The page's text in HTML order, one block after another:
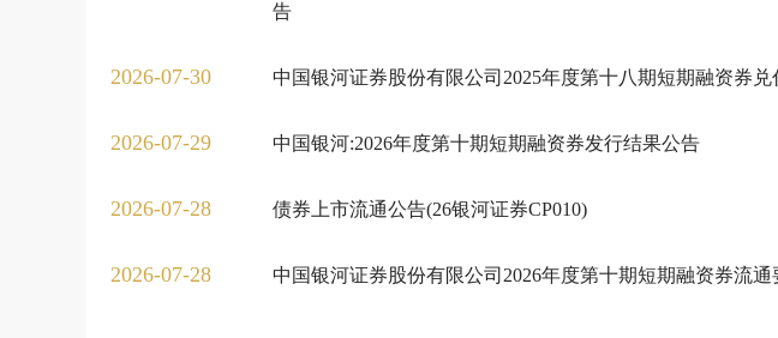
告
2026-07-30 中国银河证券股份有限公司2025年度第十八期短期融资券兑
2026-07-29 中国银河:2026年度第十期短期融资券发行结果公告
2026-07-28 债券上市流通公告(26银河证券CP010)
2026-07-28 中国银河证券股份有限公司2026年度第十期短期融资券流通